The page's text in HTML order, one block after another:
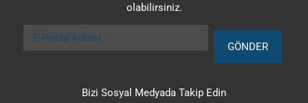
olabilirsiniz.
E-Posta Adresi
GÖNDER
Bizi Sosyal Medyada Takip Edin